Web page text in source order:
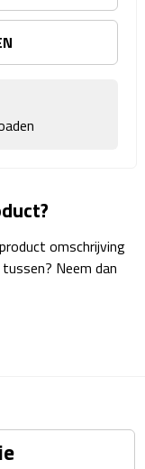
omschrijving
Neem dan